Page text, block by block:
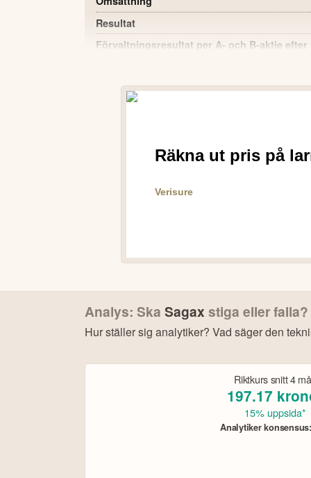
Resultat
Förvaltningsresultat per A- och B-aktie
Kassaflöde från löpande verksamhet före
Hyresintäkterna ökade med 4 % till 2 719
Genomförd riktad nyemission tillförde
Denna summering har tagits fram med hjälp
eller personlig rådgivning. Ta alltid del av
framtida avkastning.Skulle du upptäcka fel
Analys: Ska Sagax stiga eller falla?
Hur ställer sig analytiker? Vad säger den
Riktkurs snitt4
197.17
15% uppsida*
Analytiker konsensus: